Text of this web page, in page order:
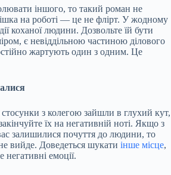
іншого, то такий роман не
на роботі — це не флірт. У жодному
коханої людини. Дозвольте їй бути
є невіддільною частиною ділового
жартують один з одним. Це
з колегою зайшли в глухий кут,
їх на негативній ноті. Якщо з
залишилися почуття до людини, то
вийде. Доведеться шукати інше місце,
емоції.